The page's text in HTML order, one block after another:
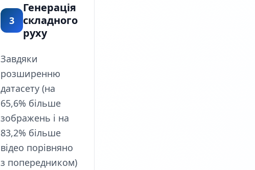
3
Генерація
складного
руху
Завдяки
розширенню
датасету (на
65,6% більше
зображень і на
83,2% більше
відео порівняно
з попередником)